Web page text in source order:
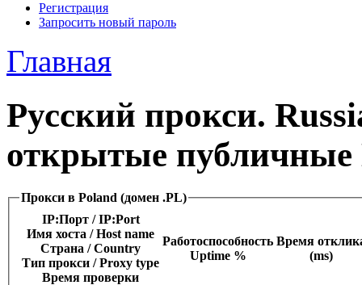
Регистрация
Запросить новый пароль
Главная
Русский прокси.
открытые публичные
Прокси в Poland (домен .PL)
IP:Порт / IP:Port
Имя хоста / Host name
Страна / Сountry
Тип прокси / Proxy type
Время проверки
Работоспособность
Uptime %
Время
(ms)